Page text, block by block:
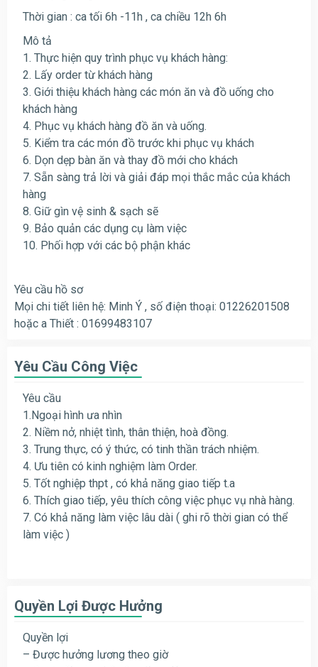
Thời gian : ca tối 6h -11h , ca chiều 12h 6h
Mô tả
1. Thực hiện quy trình phục vụ khách hàng:
2. Lấy order từ khách hàng
3. Giới thiệu khách hàng các món ăn và đồ uống cho
khách hàng
4. Phục vụ khách hàng đồ ăn và uống.
5. Kiểm tra các món đồ trước khi phục vụ khách
6. Dọn dẹp bàn ăn và thay đồ mới cho khách
7. Sẵn sàng trả lời và giải đáp mọi thắc mắc của khách
hàng
8. Giữ gìn vệ sinh & sạch sẽ
9. Bảo quản các dụng cụ làm việc
10. Phối hợp với các bộ phận khác
Yêu cầu hồ sơ
Mọi chi tiết liên hệ: Minh Ý , số điện thoại: 01226201508
hoặc a Thiết : 01699483107
Yêu Cầu Công Việc
Yêu cầu
1.Ngoại hình ưa nhìn
2. Niềm nở, nhiệt tình, thân thiện, hoà đồng.
3. Trung thực, có ý thức, có tinh thần trách nhiệm.
4. Ưu tiên có kinh nghiệm làm Order.
5. Tốt nghiệp thpt , có khả năng giao tiếp t.a
6. Thích giao tiếp, yêu thích công việc phục vụ nhà hàng.
7. Có khả năng làm việc lâu dài ( ghi rõ thời gian có thể
làm việc )
Quyền Lợi Được Hưởng
Quyền lợi
– Được hưởng lương theo giờ